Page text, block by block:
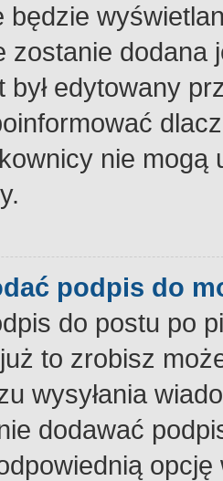
będzie
zostanie dodana
był edytowany
nie
podpis do
do postu po
to zrobisz
wysyłania
dodawać